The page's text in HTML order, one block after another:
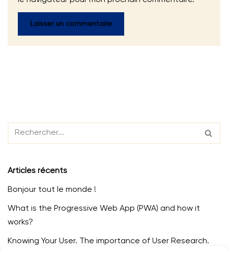
Articles récents
Bonjour tout le monde !
What is the Progressive Web App (PWA) and how it
works?
Knowing Your User. The importance of User Research.